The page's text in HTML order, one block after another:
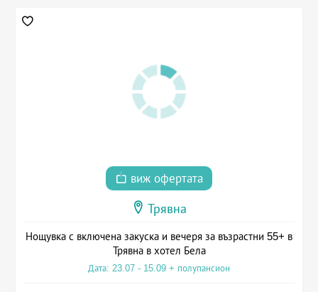
виж офертата
Трявна
Нощувка с включена закуска и вечеря за възрастни 55+ в
Трявна в хотел Бела
Дата: 23.07 - 15.09 + полупансион